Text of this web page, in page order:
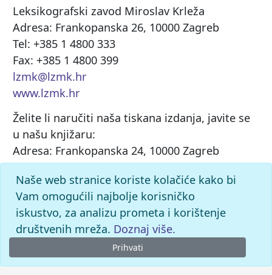
Leksikografski zavod Miroslav Krleža
Adresa: Frankopanska 26, 10000 Zagreb
Tel: +385 1 4800 333
Fax: +385 1 4800 399
lzmk@lzmk.hr
www.lzmk.hr
Želite li naručiti naša tiskana izdanja, javite se
u našu knjižaru:
Adresa: Frankopanska 24, 10000 Zagreb
Tel. +385 1 4800 444, +385 1 4800 346
komercijala@lzmk.hr
Naše web stranice koriste kolačiće kako bi
Vam omogućili najbolje korisničko
iskustvo, za analizu prometa i korištenje
društvenih mreža. Doznaj više.
Prihvati
© 2026.Leksikografski zavod Miroslav Krleža